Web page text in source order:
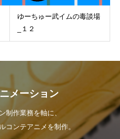
ゆーちゅー武イムの毒談場
_１２
メーション
制作業務を軸に、
コンテアニメを制作。